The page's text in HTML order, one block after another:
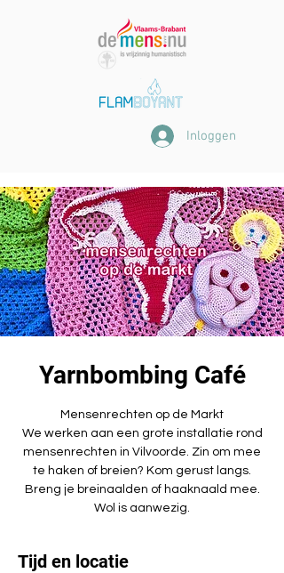
Inloggen
Yarnbombing Café
Mensenrechten op de Markt
We werken aan een grote installatie rond
mensenrechten in Vilvoorde. Zin om mee
te haken of breien? Kom gerust langs.
Breng je breinaalden of haaknaald mee.
Wol is aanwezig.
Tijd en locatie